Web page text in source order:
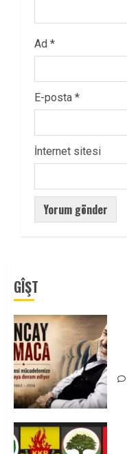
Ad *
E-posta *
İnternet sitesi
GÎŞT